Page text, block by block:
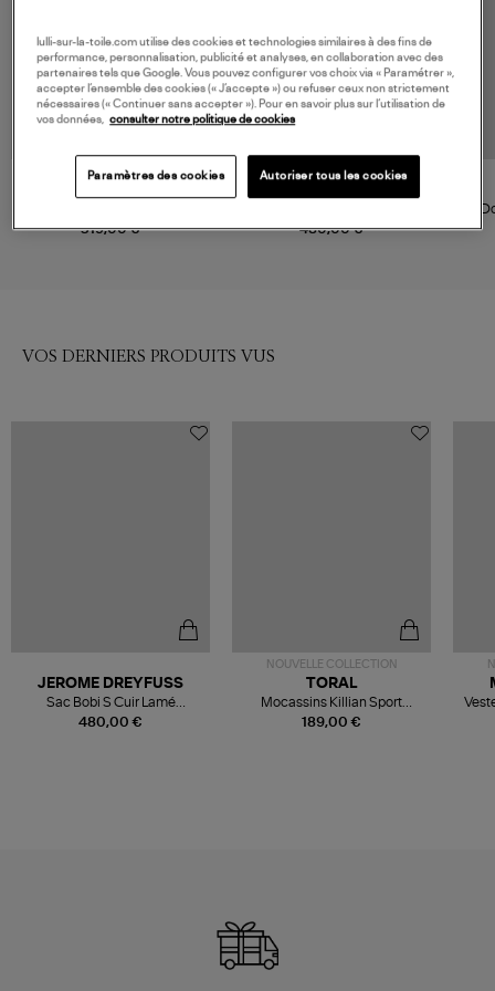
519,00 €
480,00 €
VOS DERNIERS PRODUITS VUS
480,00 €
JEROME DREYFUSS
Sac Bobi S Cuir Lamé
Champagne
NOUVELLE COLLECTION
189,00 €
TORAL
Mocassins Killian Sport
Mousse
lulli-sur-la-toile.com utilise des cookies et technologies similaires à des fins de
performance, personnalisation, publicité et analyses, en collaboration avec des
partenaires tels que Google. Vous pouvez configurer vos choix via « Paramétrer »,
accepter l’ensemble des cookies (« J’accepte ») ou refuser ceux non strictement
nécessaires (« Continuer sans accepter »). Pour en savoir plus sur l’utilisation de
vos données, consulter notre politique de cookies
Paramètres des cookies Autoriser tous les cookies